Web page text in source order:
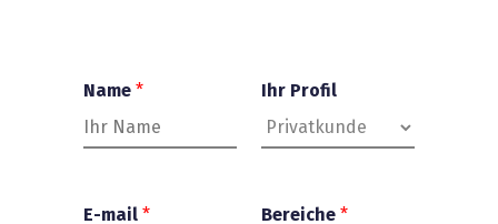
Name * Ihr Profil
E-mail * Bereiche *